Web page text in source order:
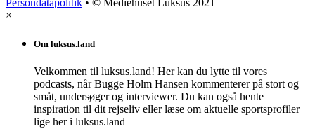
×
Om luksus.land
Velkommen til luksus.land! Her kan du lytte til vores
podcasts, når Bugge Holm Hansen kommenterer på stort og
småt, undersøger og interviewer. Du kan også hente
inspiration til dit rejseliv eller læse om aktuelle sportsprofiler
lige her i luksus.land